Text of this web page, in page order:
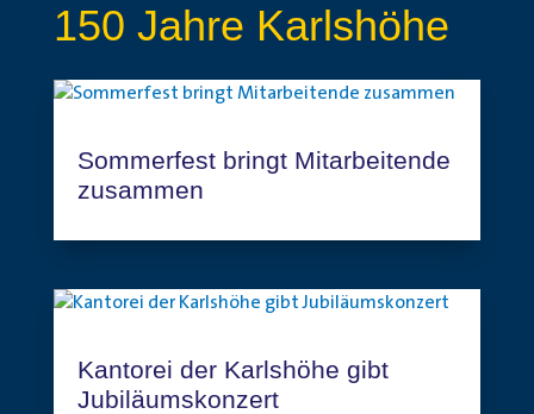
150 Jahre Karlshöhe
Sommerfest bringt Mitarbeitende
zusammen
Kantorei der Karlshöhe gibt
Jubiläumskonzert